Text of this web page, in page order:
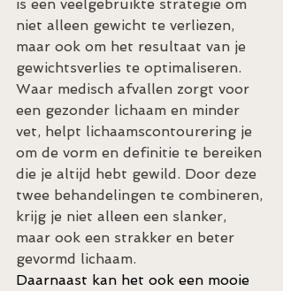
is een veelgebruikte strategie om
niet alleen gewicht te verliezen,
maar ook om het resultaat van je
gewichtsverlies te optimaliseren.
Waar medisch afvallen zorgt voor
een gezonder lichaam en minder
vet, helpt lichaamscontourering je
om de vorm en definitie te bereiken
die je altijd hebt gewild. Door deze
twee behandelingen te combineren,
krijg je niet alleen een slanker,
maar ook een strakker en beter
gevormd lichaam.
Daarnaast kan het ook een mooie